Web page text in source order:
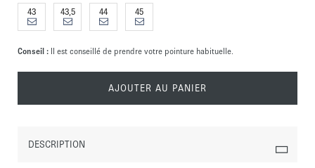
43 43,5 44 45
Conseil : Il est conseillé de prendre votre pointure habituelle.
AJOUTER AU PANIER
DESCRIPTION